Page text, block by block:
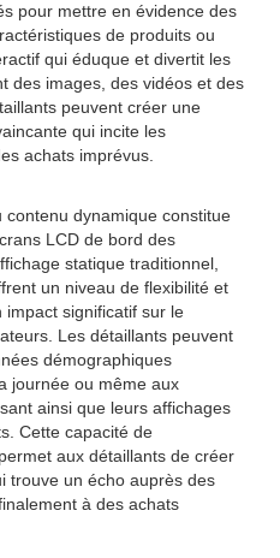
pour mettre en évidence des
de produits ou
qui éduque et divertit les
des images, des vidéos et des
peuvent créer une
qui incite les
achats imprévus.
dynamique constitue
LCD de bord des
statique traditionnel,
un niveau de flexibilité et
significatif sur le
Les détaillants peuvent
démographiques
journée ou même aux
ainsi que leurs affichages
Cette capacité de
aux détaillants de créer
trouve un écho auprès des
à des achats